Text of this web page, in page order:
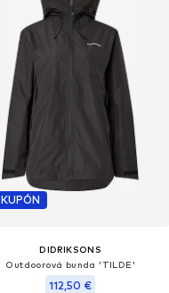
KUPÓN
DIDRIKSONS
Outdoorová bunda 'TILDE'
112,50 €